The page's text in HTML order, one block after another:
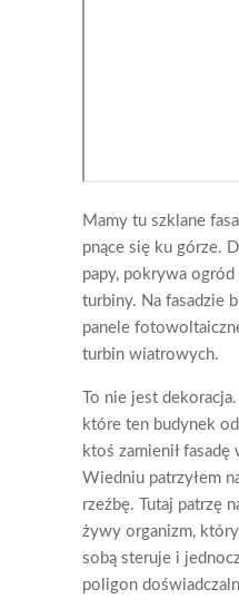
Mamy tu szklane
pnące się ku górze.
papy, pokrywa ogród
turbiny. Na fasadzie
panele
turbin wiatrowych.
To nie jest
które ten budynek
ktoś zamienił
Wiedniu patrzyłem
rzeźbę. Tutaj patrzę
żywy organizm,
sobą steruje i
poligon